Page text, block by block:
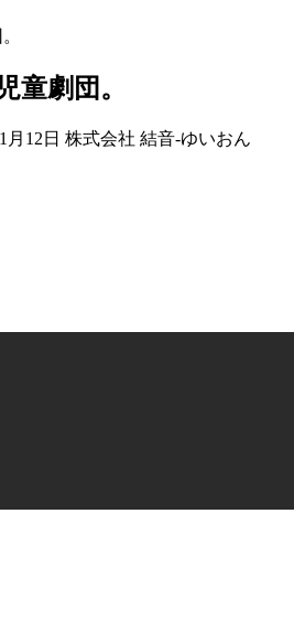
童劇団。
月12日 株式会社 結音-ゆいおん